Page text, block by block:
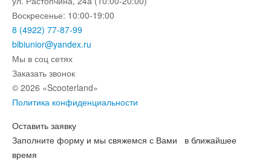
Воскресенье: 10:00-19:00
8 (4922) 77-87-99
bibiunior@yandex.ru
Мы в соц сетях
Заказать звонок
© 2026 «Scooterland»
Политика конфиденциальности
Оставить заявку
Заполните форму и мы свяжемся с Вами в ближайшее
время